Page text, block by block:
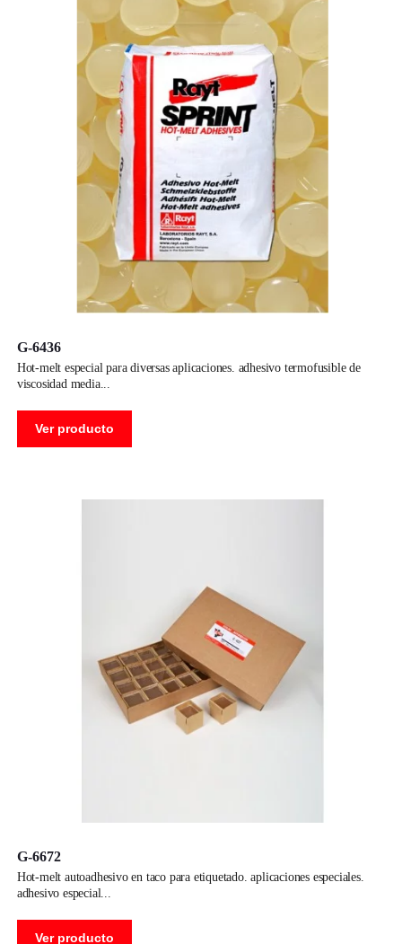
G-6436
hot-melt especial para diversas aplicaciones. adhesivo termofusible de
viscosidad media
Ver producto
G-6672
hot-melt autoadhesivo en taco para etiquetado. aplicaciones especiales.
adhesivo especial
Ver producto